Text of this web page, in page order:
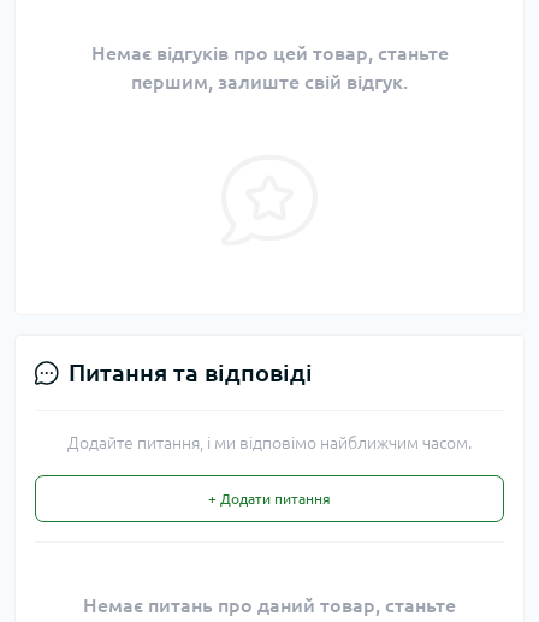
Немає відгуків про цей товар, станьте
першим, залиште свій відгук.
Питання та відповіді
Додайте питання, і ми відповімо найближчим часом.
+ Додати питання
Немає питань про даний товар, станьте